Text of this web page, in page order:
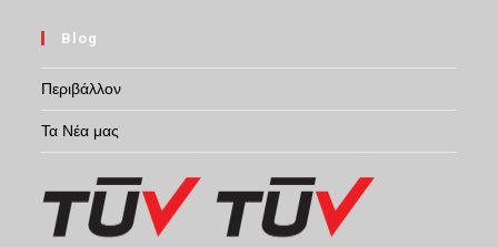
Blog
Περιβάλλον
Τα Νέα μας